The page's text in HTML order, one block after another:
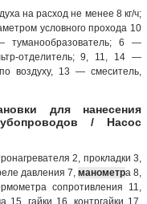
на расход не менее 8 кг/ч;
условного прохода 10
6 —
отделитель; 9, 11, 14 —
воздуху, 13 — смеситель,
для нанесения
/ Насос
2, прокладки 3,
давления 7, манометра 8,
сопротивления 11,
15, гайки 16, контргайки 17.